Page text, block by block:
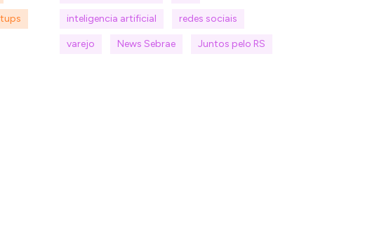
inteligencia artificial redes sociais
varejo News Sebrae Juntos pelo RS